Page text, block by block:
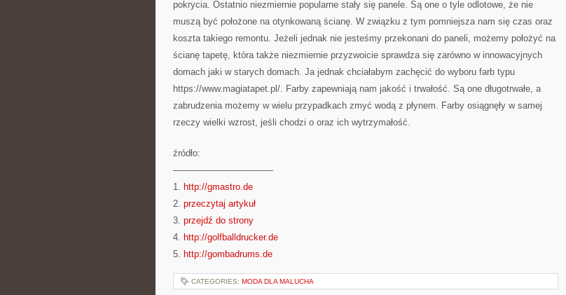
pokrycia. Ostatnio niezmiernie popularne stały się panele. Są one o tyle odlotowe, że nie
muszą być położone na otynkowaną ścianę. W związku z tym pomniejsza nam się czas oraz
koszta takiego remontu. Jeżeli jednak nie jesteśmy przekonani do paneli, możemy położyć na
ścianę tapetę, która także niezmiernie przyzwoicie sprawdza się zarówno w innowacyjnych
domach jaki w starych domach. Ja jednak chciałabym zachęcić do wyboru farb typu
https://www.magiatapet.pl/. Farby zapewniają nam jakość i trwałość. Są one długotrwałe, a
zabrudzenia możemy w wielu przypadkach zmyć wodą z płynem. Farby osiągnęły w samej
rzeczy wielki wzrost, jeśli chodzi o oraz ich wytrzymałość.
źródło:
———————————
1. http://gmastro.de
2. przeczytaj artykuł
3. przejdź do strony
4. http://golfballdrucker.de
5. http://gombadrums.de
CATEGORIES: MODA DLA MALUCHA